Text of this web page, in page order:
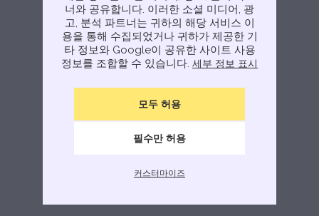
너와 공유합니다. 이러한 소셜 미디어, 광
고, 분석 파트너는 귀하의 해당 서비스 이
용을 통해 수집되었거나 귀하가 제공한 기
타 정보와 Google이 공유한 사이트 사용
정보를 조합할 수 있습니다. 세부 정보 표시
모두 허용
필수만 허용
커스터마이즈